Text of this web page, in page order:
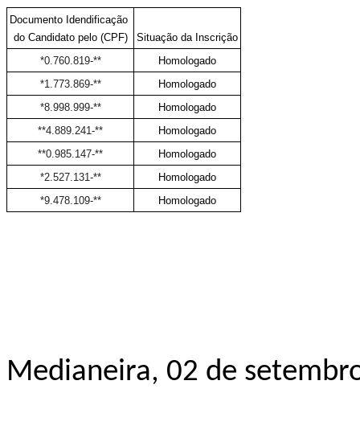
Documento Idendificação
do Candidato pelo (CPF)
Situação da Inscrição
*0.760.819-**
Homologado
*1.773.869-**
Homologado
*8.998.999-**
Homologado
**4.889.241-**
Homologado
**0.985.147-**
Homologado
*2.527.131-**
Homologado
*9.478.109-**
Homologado
Medianeira, 02 de